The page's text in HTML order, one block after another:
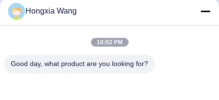
turbocompressori 407276-
6 407276-19 446905-2
446905-5Chatta Adesso
5002S
Chatta Adesso
Hongxia Wang
10:02 PM
Good day, what product are you looking for?